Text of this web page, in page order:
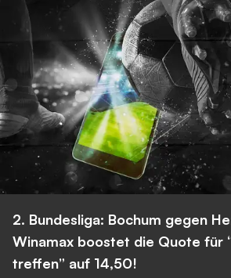
2. Bundesliga: Bochum gegen
Winamax boostet die Quote für
treffen” auf 14,50!